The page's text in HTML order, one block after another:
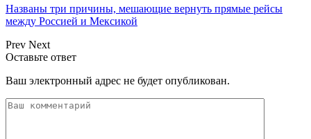
Названы три причины, мешающие вернуть прямые рейсы
между Россией и Мексикой
Prev Next
Оставьте ответ
Ваш электронный адрес не будет опубликован.